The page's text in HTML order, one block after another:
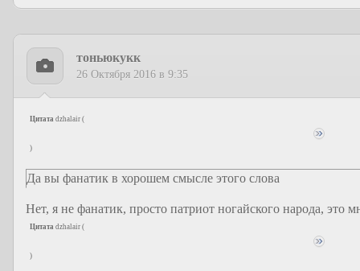
тоньюкукк
26 Октября 2016 в 9:35
Цитата dzhalair (
)
Да вы фанатик в хорошем смысле этого слова
Нет, я не фанатик, просто патриот ногайского народа, это
Цитата dzhalair (
)